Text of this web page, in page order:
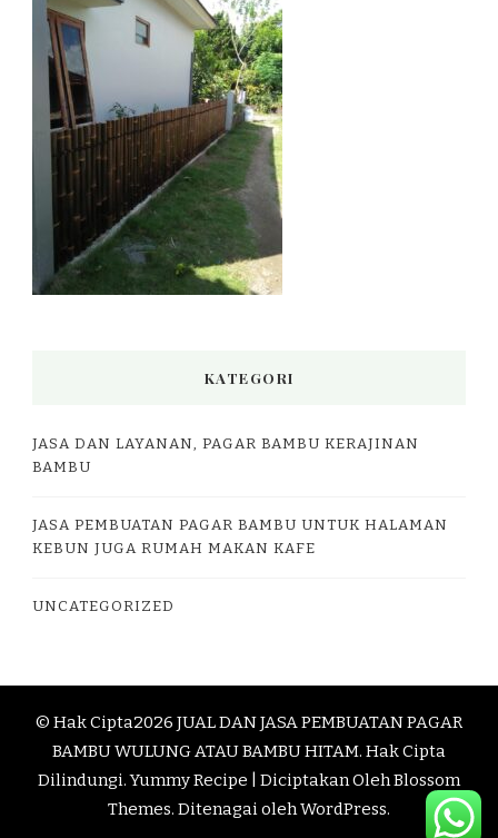
KATEGORI
JASA DAN LAYANAN, PAGAR BAMBU KERAJINAN
BAMBU
JASA PEMBUATAN PAGAR BAMBU UNTUK HALAMAN
KEBUN JUGA RUMAH MAKAN KAFE
UNCATEGORIZED
© Hak Cipta2026 JUAL DAN JASA PEMBUATAN PAGAR
BAMBU WULUNG ATAU BAMBU HITAM. Hak Cipta
Dilindungi.Yummy Recipe | Diciptakan OlehBlossom
Themes. Ditenagai olehWordPress.